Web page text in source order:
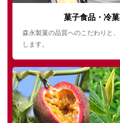
菓子食品・冷
森永製菓の品質へのこだわりと
します。